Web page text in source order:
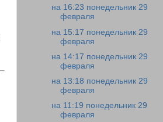
на 16:23 понедельник 29
февраля
на 15:17 понедельник 29
февраля
на 14:17 понедельник 29
февраля
на 13:18 понедельник 29
февраля
на 11:19 понедельник 29
февраля